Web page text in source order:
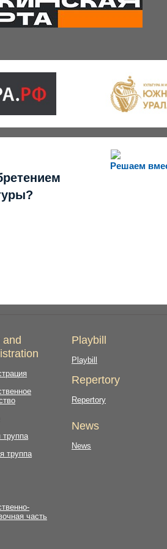
Решаем
труппа
часть
Playbill
Playbill
Repertory
Repertory
News
News